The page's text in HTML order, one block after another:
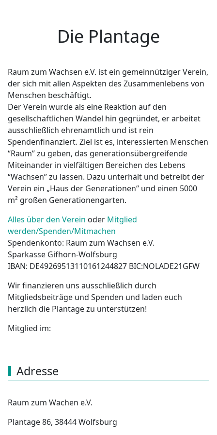
Die Plantage
Raum zum Wachsen e.V. ist ein gemeinnütziger Verein,
der sich mit allen Aspekten des Zusammenlebens von
Menschen beschäftigt.
Der Verein wurde als eine Reaktion auf den
gesellschaftlichen Wandel hin gegründet, er arbeitet
ausschließlich ehrenamtlich und ist rein
Spendenfinanziert. Ziel ist es, interessierten Menschen
“Raum” zu geben, das generationsübergreifende
Miteinander in vielfältigen Bereichen des Lebens
“Wachsen” zu lassen. Dazu unterhält und betreibt der
Verein ein „Haus der Generationen“ und einen 5000
m² großen Generationengarten.
Alles über den Verein oder Mitglied
werden/Spenden/Mitmachen
Spendenkonto: Raum zum Wachsen e.V.
Sparkasse Gifhorn-Wolfsburg
IBAN: DE49269513110161244827 BIC:NOLADE21GFW
Wir finanzieren uns ausschließlich durch
Mitgliedsbeiträge und Spenden und laden euch
herzlich die Plantage zu unterstützen!
Mitglied im:
Adresse
Raum zum Wachen e.V.
Plantage 86, 38444 Wolfsburg